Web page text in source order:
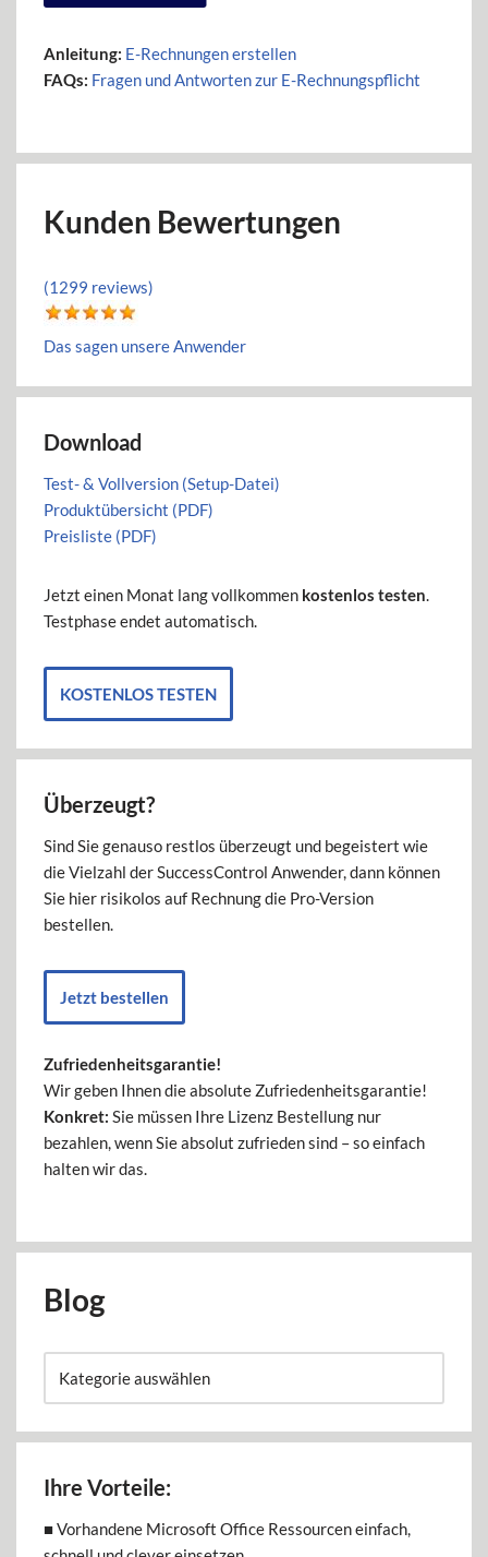
Anleitung: E-Rechnungen erstellen
FAQs: Fragen und Antworten zur E-Rechnungspflicht
Kunden Bewertungen
(1299 reviews)
Das sagen unsere Anwender
Download
Test- & Vollversion (Setup-Datei)
Produktübersicht (PDF)
Preisliste (PDF)
Jetzt einen Monat lang vollkommen kostenlos testen.
Testphase endet automatisch.
KOSTENLOS TESTEN
Überzeugt?
Sind Sie genauso restlos überzeugt und begeistert wie
die Vielzahl der SuccessControl Anwender, dann können
Sie hier risikolos auf Rechnung die Pro-Version
bestellen.
Jetzt bestellen
Zufriedenheitsgarantie!
Wir geben Ihnen die absolute Zufriedenheitsgarantie!
Konkret: Sie müssen Ihre Lizenz Bestellung nur
bezahlen, wenn Sie absolut zufrieden sind – so einfach
halten wir das.
Blog
Ihre Vorteile:
■ Vorhandene Microsoft Office Ressourcen einfach,